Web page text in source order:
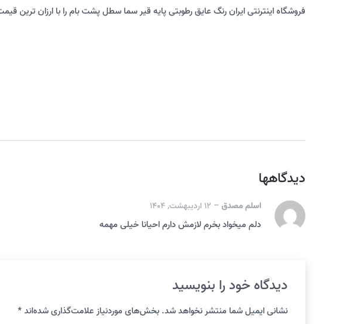
فروشگاه اینترنتی ایران رنگ عایق رطوبتی پایه قیر سما سطل پشت بام را با ارزان ترین
دیدگاهها
اسلم مصدق – 12 اردیبهشت, 1404
دلم میخواد بخرم لازمش دارم احیانا خیلی مهمه
دیدگاه خود را بنویسید
نشانی ایمیل شما منتشر نخواهد شد. بخش‌های موردنیاز علامت‌گذاری شده‌اند*